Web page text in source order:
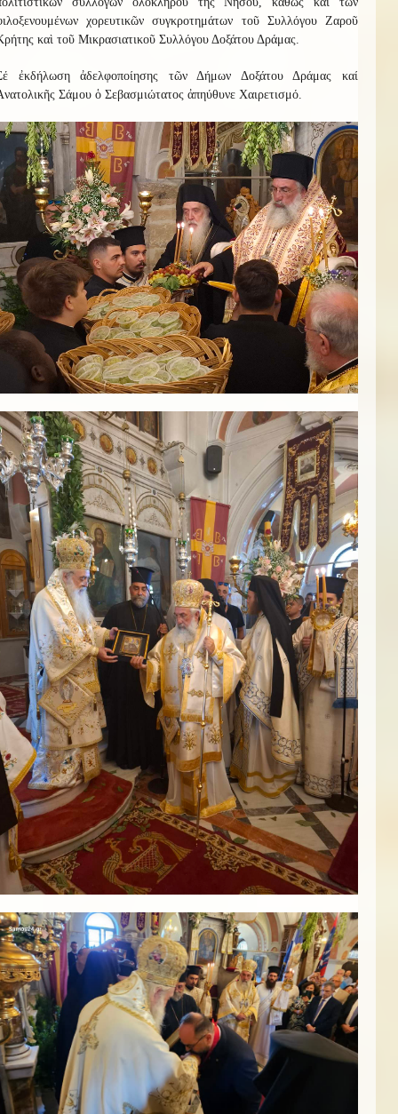
χορευτικῶν συγκροτημάτων τοῦ Συλλόγου Ζαροῦ
καὶ τοῦ Μικρασιατικοῦ Συλλόγου Δοξάτου Δράμας.
ἐκδήλωση ἀδελφοποίησης τῶν Δήμων Δοξάτου Δράμας καί
Σάμου ὁ Σεβασμιώτατος ἀπηύθυνε Χαιρετισμό.